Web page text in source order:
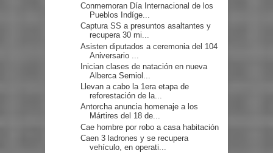
Conmemoran Día Internacional de los
Pueblos Indíge...
Captura SS a presuntos asaltantes y
recupera 30 mi...
Asisten diputados a ceremonia del 104
Aniversario ...
Inician clases de natación en nueva
Alberca Semiol...
Llevan a cabo la 1era etapa de
reforestación de la...
Antorcha anuncia homenaje a los
Mártires del 18 de...
Cae hombre por robo a casa habitación
Caen 3 ladrones y se recupera
vehículo, en operati...